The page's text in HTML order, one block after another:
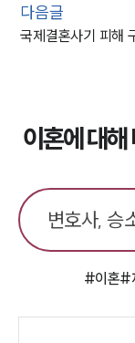
다음글
국제결혼사기 피해
이혼에 대해
#이혼#